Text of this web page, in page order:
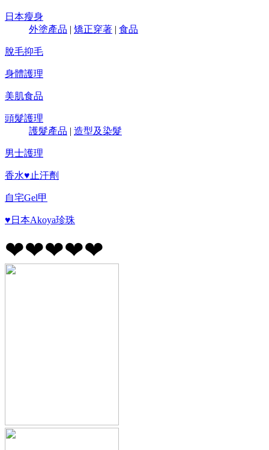
日本瘦身
外塗產品 | 矯正穿著 | 食品
脫毛抑毛
身體護理
美肌食品
頭髮護理
護髮產品 | 造型及染髮
男士護理
香水♥止汗劑
自宅Gel甲
♥日本Akoya珍珠
❤❤❤❤❤